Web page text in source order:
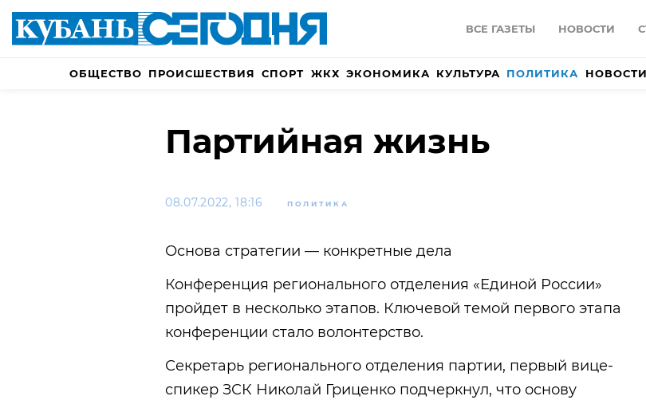
ВСЕ ГАЗЕТЫ НОВОСТИ
ОБЩЕСТВО ПРОИСШЕСТВИЯ СПОРТ ЖКХ ЭКОНОМИКА КУЛЬТУРА ПОЛИТИКА
Партийная жизнь
08.07.2022, 18:16 ПОЛИТИКА
Основа стратегии — конкретные дела
Конференция регионального отделения «Единой России»
пройдет в несколько этапов. Ключевой темой первого этапа
конференции стало волонтерство.
Секретарь регионального отделения партии, первый вице-
спикер ЗСК Николай Гриценко подчеркнул, что основу